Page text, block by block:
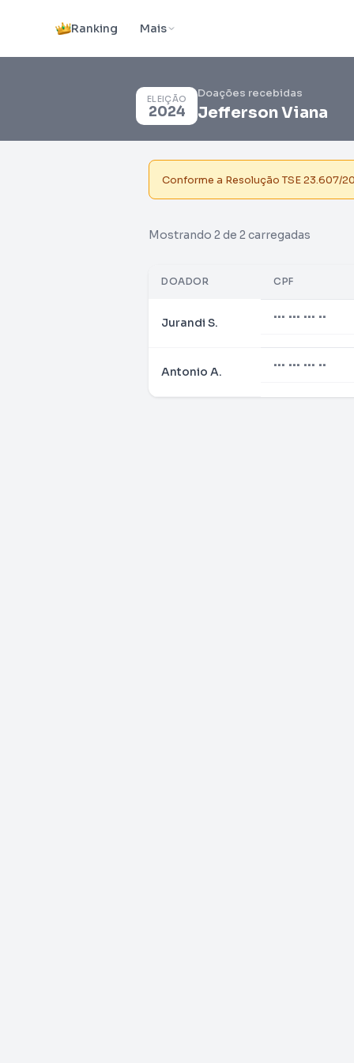
Ranking Mais
ELEIÇÃO
2024
Doações recebidas
Jefferson Viana
Conforme a Resolução TSE 23.607/
Mostrando 2 de 2 carregadas
DOADOR CPF
Jurandi S. ••• ••• ••• ••
Antonio A. ••• ••• ••• ••